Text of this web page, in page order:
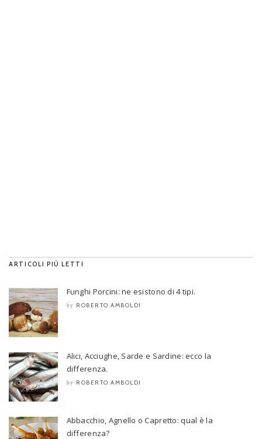
ARTICOLI PIÙ LETTI
Funghi Porcini: ne esistono di 4 tipi.
by ROBERTO AMBOLDI
Alici, Acciughe, Sarde e Sardine: ecco la
differenza.
by ROBERTO AMBOLDI
Abbacchio, Agnello o Capretto: qual è la
differenza?